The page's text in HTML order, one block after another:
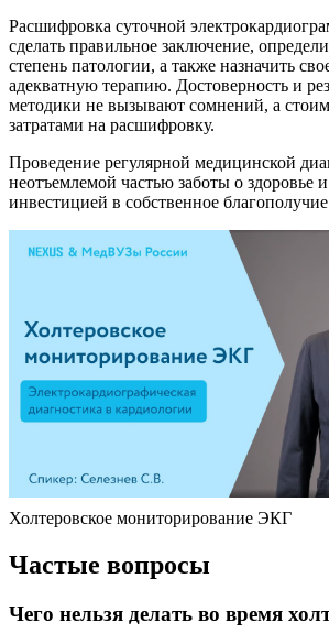
Расшифровка суточной
сделать правильное заключение,
степень патологии, а также назначить
адекватную терапию. Достоверность и
методики не вызывают сомнений, а
затратами на расшифровку.
Проведение регулярной медицинской
неотъемлемой частью заботы о здоровье
инвестицией в собственное
Холтеровское мониторирование ЭКГ
Частые вопросы
Чего нельзя делать во время